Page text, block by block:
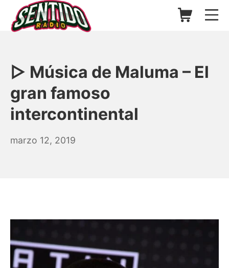
Saltar
contenido
Carrito de
▷ Música de Maluma – El
gran famoso
intercontinental
marzo 12, 2019